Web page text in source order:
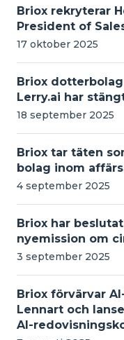
Briox rekryterar
President of
17 oktober 2025
Briox
Lerry.ai har
18 september 2025
Briox tar täten
bolag inom
4 september 2025
Briox har
nyemission om
3 september 2025
Briox förvärvar
Lennart och
AI-